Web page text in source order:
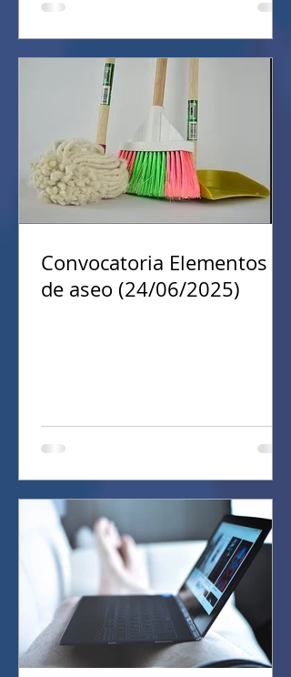
Convocatoria Elementos
de aseo (24/06/2025)